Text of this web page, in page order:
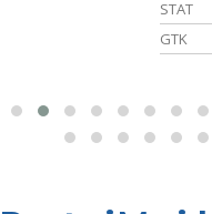
STAT
GTK